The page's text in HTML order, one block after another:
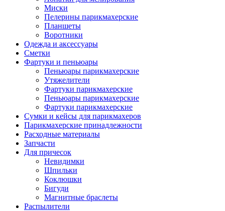
Миски
Пелерины парикмахерские
Планшеты
Воротники
Одежда и аксессуары
Сметки
Фартуки и пеньюары
Пеньюары парикмахерские
Утяжелители
Фартуки парикмахерские
Пеньюары парикмахерские
Фартуки парикмахерские
Сумки и кейсы для парикмахеров
Парикмахерские принадлежности
Расходные материалы
Запчасти
Для причесок
Невидимки
Шпильки
Коклюшки
Бигуди
Магнитные браслеты
Распылители